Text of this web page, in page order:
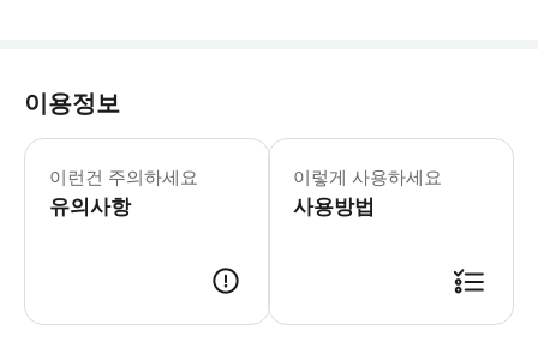
이용정보
이런건 주의하세요
유의사항
-티켓은 예약 전날 오후 늦게 이메일
이렇게 사용하세요
사용방법